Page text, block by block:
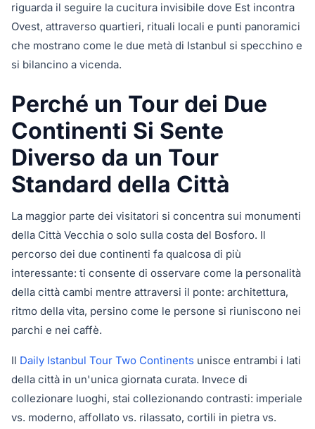
riguarda il seguire la cucitura invisibile dove Est incontra
Ovest, attraverso quartieri, rituali locali e punti panoramici
che mostrano come le due metà di Istanbul si specchino e
si bilancino a vicenda.
Perché un Tour dei Due
Continenti Si Sente
Diverso da un Tour
Standard della Città
La maggior parte dei visitatori si concentra sui monumenti
della Città Vecchia o solo sulla costa del Bosforo. Il
percorso dei due continenti fa qualcosa di più
interessante: ti consente di osservare come la personalità
della città cambi mentre attraversi il ponte: architettura,
ritmo della vita, persino come le persone si riuniscono nei
parchi e nei caffè.
Il Daily Istanbul Tour Two Continents unisce entrambi i lati
della città in un'unica giornata curata. Invece di
collezionare luoghi, stai collezionando contrasti: imperiale
vs. moderno, affollato vs. rilassato, cortili in pietra vs.